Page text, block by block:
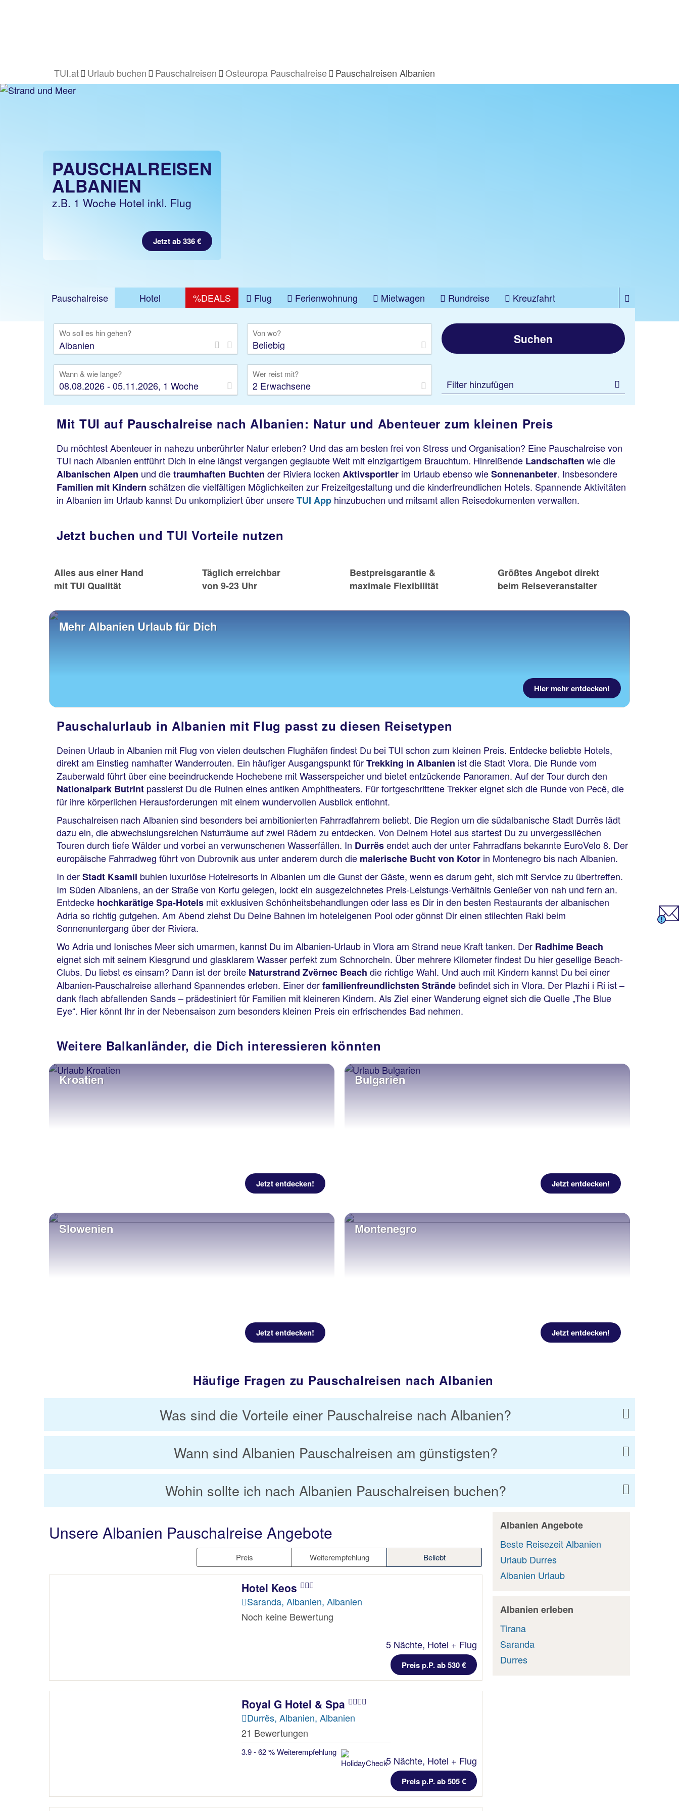
TUI.at Urlaub buchen Pauschalreisen Osteuropa Pauschalreise Pauschalreisen Albanien
PAUSCHALREISEN
ALBANIEN
z.B. 1 Woche Hotel inkl. Flug
Jetzt ab 336 €
Pauschalreise Hotel %DEALS Flug Ferienwohnung Mietwagen Rundreise
Kreuzfahrt
Wo soll es hin gehen? Von wo?
Beliebig
Wann & wie lange?
08.08.2026 - 05.11.2026, 1 Woche
Wer reist mit?
2 Erwachsene
Suchen
Filter hinzufügen
Mit TUI auf Pauschalreise nach Albanien: Natur und Abenteuer zum kleinen Preis
Du möchtest Abenteuer in nahezu unberührter Natur erleben? Und das am besten frei von Stress und Organisation? Eine Pauschalreise von
TUI nach Albanien entführt Dich in eine längst vergangen geglaubte Welt mit einzigartigem Brauchtum. Hinreißende Landschaften wie die
Albanischen Alpen und dietraumhaften Buchten der Riviera locken Aktivsportler im Urlaub ebenso wieSonnenanbeter. Insbesondere
Familien mit Kindern schätzen die vielfältigen Möglichkeiten zur Freizeitgestaltung und die kinderfreundlichen Hotels. Spannende Aktivitäten
in Albanien im Urlaub kannst Du unkompliziert über unsereTUI App hinzubuchen und mitsamt allen Reisedokumenten verwalten.
Jetzt buchen und TUI Vorteile nutzen
Alles aus einer Hand
mit TUI Qualität
Täglich erreichbar
von 9-23 Uhr
Bestpreisgarantie &
maximale Flexibilität
Größtes Angebot direkt
beim Reiseveranstalter
Mehr Albanien Urlaub für Dich
Hier mehr entdecken!
Pauschalurlaub in Albanien mit Flug passt zu diesen Reisetypen
Deinen Urlaub in Albanien mit Flug von vielen deutschen Flughäfen findest Du bei TUI schon zum kleinen Preis. Entdecke beliebte Hotels,
direkt am Einstieg namhafter Wanderrouten. Ein häufiger Ausgangspunkt fürTrekking in Albanien ist die Stadt Vlora. Die Runde vom
Zauberwald führt über eine beeindruckende Hochebene mit Wasserspeicher und bietet entzückende Panoramen. Auf der Tour durch den
Nationalpark Butrint passierst Du die Ruinen eines antiken Amphitheaters. Für fortgeschrittene Trekker eignet sich die Runde von Pecë, die
für ihre körperlichen Herausforderungen mit einem wundervollen Ausblick entlohnt.
Pauschalreisen nach Albanien sind besonders bei ambitionierten Fahrradfahrern beliebt. Die Region um die südalbanische Stadt Durrës lädt
dazu ein, die abwechslungsreichen Naturräume auf zwei Rädern zu entdecken. Von Deinem Hotel aus startest Du zu unvergessliëchen
Touren durch tiefe Wälder und vorbei an verwunschenen Wasserfällen. In Durrësendet auch der unter Fahrradfans bekannte EuroVelo 8. Der
europäische Fahrradweg führt von Dubrovnik aus unter anderem durch die malerische Bucht von Kotor in Montenegro bis nach Albanien.
In derStadt Ksamil buhlen luxuriöse Hotelresorts in Albanien um die Gunst der Gäste, wenn es darum geht, sich mit Service zu übertreffen.
Im Süden Albaniens, an der Straße von Korfu gelegen, lockt ein ausgezeichnetes Preis-Leistungs-Verhältnis Genießer von nah und fern an.
Entdecke hochkarätige Spa-Hotels mit exklusiven Schönheitsbehandlungen oder lass es Dir in den besten Restaurants der albanischen
Adria so richtig gutgehen. Am Abend ziehst Du Deine Bahnen im hoteleigenen Pool oder gönnst Dir einen stilechten Raki beim
Sonnenuntergang über der Riviera.
Wo Adria und Ionisches Meer sich umarmen, kannst Du im Albanien-Urlaub in Vlora am Strand neue Kraft tanken. Der Radhime Beach
eignet sich mit seinem Kiesgrund und glasklarem Wasser perfekt zum Schnorcheln. Über mehrere Kilometer findest Du hier gesellige Beach-
Clubs. Du liebst es einsam? Dann ist der breite Naturstrand Zvërnec Beach die richtige Wahl. Und auch mit Kindern kannst Du bei einer
Albanien-Pauschalreise allerhand Spannendes erleben. Einer derfamilienfreundlichsten Strände befindet sich in Vlora. Der Plazhi i Ri ist –
dank flach abfallenden Sands – prädestiniert für Familien mit kleineren Kindern. Als Ziel einer Wanderung eignet sich die Quelle „The Blue
Eye“. Hier könnt Ihr in der Nebensaison zum besonders kleinen Preis ein erfrischendes Bad nehmen.
Weitere Balkanländer, die Dich interessieren könnten
Kroatien
Jetzt entdecken!
Bulgarien
Jetzt entdecken!
Slowenien
Jetzt entdecken!
Montenegro
Jetzt entdecken!
Häufige Fragen zu Pauschalreisen nach Albanien
Was sind die Vorteile einer Pauschalreise nach Albanien?
Wann sind Albanien Pauschalreisen am günstigsten?
Wohin sollte ich nach Albanien Pauschalreisen buchen?
Unsere Albanien Pauschalreise Angebote
Preis Weiterempfehlung Beliebt
Hotel Keos
Saranda, Albanien, Albanien
Noch keine Bewertung
5 Nächte, Hotel + Flug
Preis p.P. ab 530 €
Royal G Hotel & Spa
Durrës, Albanien, Albanien
21 Bewertungen
3.9 - 62 % Weiterempfehlung
5 Nächte, Hotel + Flug
Preis p.P. ab 505 €
Albanien Angebote
Beste Reisezeit Albanien
Urlaub Durres
Albanien Urlaub
Albanien erleben
Tirana
Saranda
Durres